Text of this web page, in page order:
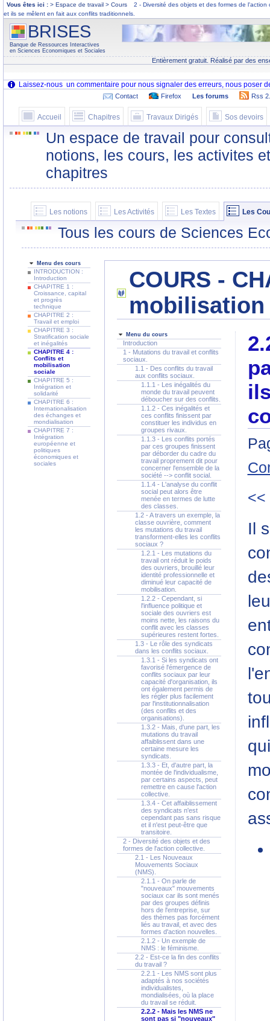
Vous êtes ici : > Espace de travail > Cours
2 - Diversité des objets et des formes de l'action
et ils se mêlent en fait aux conflits traditionnels.
BRISES
Banque de Ressources Interactives
en Sciences Economiques et Sociales
Entièrement gratuit. Réalisé par des
Contact Firefox Les forums Rss
Accueil Chapitres Travaux Dirigés Sos devoirs
Un espace de travail pour
notions, les cours, les activites
chapitres
Les notions Les Activités Les Textes Les
Tous les cours de Sciences
Menu des cours
INTRODUCTION :
Introduction
CHAPITRE 1 :
Croissance, capital
et progrès
technique
CHAPITRE 2 :
Travail et emploi
CHAPITRE 3 :
Stratification sociale
et inégalités
CHAPITRE 4 :
Conflits et
mobilisation
sociale
CHAPITRE 5 :
Intégration et
solidarité
CHAPITRE 6 :
Internationalisation
des échanges et
mondialisation
CHAPITRE 7 :
Intégration
européenne et
politiques
économiques et
sociales
COURS -
mobilisation
Menu du cours
Introduction
1 - Mutations du travail et conflits
sociaux.
1.1 - Des conflits du travail
aux conflits sociaux.
1.1.1 - Les inégalités du
monde du travail peuvent
déboucher sur des conflits.
1.1.2 - Ces inégalités et
ces conflits finissent par
constituer les individus en
groupes rivaux.
1.1.3 - Les conflits portés
par ces groupes finissent
par déborder du cadre du
travail proprement dit pour
concerner l'ensemble de la
société --> conflit social.
1.1.4 - L'analyse du conflit
social peut alors être
menée en termes de lutte
des classes.
1.2 - A travers un exemple, la
classe ouvrière, comment
les mutations du travail
transforment-elles les conflits
sociaux ?
1.2.1 - Les mutations du
travail ont réduit le poids
des ouvriers, brouillé leur
identité professionnelle et
diminué leur capacité de
mobilisation.
1.2.2 - Cependant, si
l'influence politique et
sociale des ouvriers est
moins nette, les raisons du
conflit avec les classes
supérieures restent fortes.
1.3 - Le rôle des syndicats
dans les conflits sociaux.
1.3.1 - Si les syndicats ont
favorisé l'émergence de
conflits sociaux par leur
capacité d'organisation, ils
ont également permis de
les régler plus facilement
par l'institutionnalisation
(des conflits et des
organisations).
1.3.2 - Mais, d'une part, les
mutations du travail
affaiblissent dans une
certaine mesure les
syndicats.
1.3.3 - Et, d'autre part, la
montée de l'individualisme,
par certains aspects, peut
remettre en cause l'action
collective.
1.3.4 - Cet affaiblissement
des syndicats n'est
cependant pas sans risque
et il n'est peut-être que
transitoire.
2 - Diversité des objets et des
formes de l'action collective.
2.1 - Les Nouveaux
Mouvements Sociaux
(NMS).
2.1.1 - On parle de
"nouveaux" mouvements
sociaux car ils sont menés
par des groupes définis
hors de l'entreprise, sur
des thèmes pas forcément
liés au travail, et avec des
formes d'action nouvelles.
2.1.2 - Un exemple de
NMS : le féminisme.
2.2 - Est-ce la fin des conflits
du travail ?
2.2.1 - Les NMS sont plus
adaptés à nos sociétés
individualistes,
mondialisées, où la place
du travail se réduit.
2.2.2 - Mais les NMS ne
sont pas si "nouveaux"
<<
Il